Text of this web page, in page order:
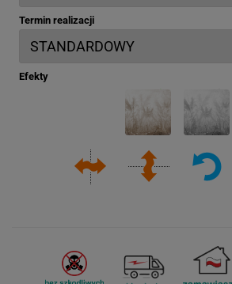
Termin realizacji
Efekty